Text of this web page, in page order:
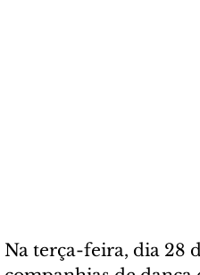
Na terça-feira, dia 28